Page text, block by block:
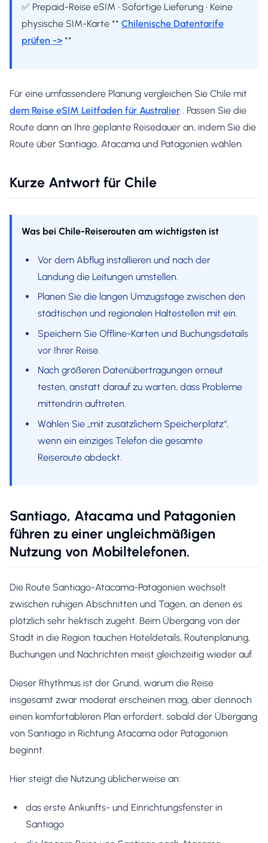
✅ Prepaid-Reise eSIM • Sofortige Lieferung • Keine
physische SIM-Karte ** Chilenische Datentarife
prüfen -> **
Für eine umfassendere Planung vergleichen Sie Chile mit
dem Reise eSIM Leitfaden für Australier . Passen Sie die
Route dann an Ihre geplante Reisedauer an, indem Sie die
Route über Santiago, Atacama und Patagonien wählen.
Kurze Antwort für Chile
Was bei Chile-Reiserouten am wichtigsten ist
Vor dem Abflug installieren und nach der
Landung die Leitungen umstellen.
Planen Sie die langen Umzugstage zwischen den
städtischen und regionalen Haltestellen mit ein.
Speichern Sie Offline-Karten und Buchungsdetails
vor Ihrer Reise.
Nach größeren Datenübertragungen erneut
testen, anstatt darauf zu warten, dass Probleme
mittendrin auftreten.
Wählen Sie „mit zusätzlichem Speicherplatz“,
wenn ein einziges Telefon die gesamte
Reiseroute abdeckt.
Santiago, Atacama und Patagonien
führen zu einer ungleichmäßigen
Nutzung von Mobiltelefonen.
Die Route Santiago-Atacama-Patagonien wechselt
zwischen ruhigen Abschnitten und Tagen, an denen es
plötzlich sehr hektisch zugeht. Beim Übergang von der
Stadt in die Region tauchen Hoteldetails, Routenplanung,
Buchungen und Nachrichten meist gleichzeitig wieder auf.
Dieser Rhythmus ist der Grund, warum die Reise
insgesamt zwar moderat erscheinen mag, aber dennoch
einen komfortableren Plan erfordert, sobald der Übergang
von Santiago in Richtung Atacama oder Patagonien
beginnt.
Hier steigt die Nutzung üblicherweise an:
das erste Ankunfts- und Einrichtungsfenster in
Santiago